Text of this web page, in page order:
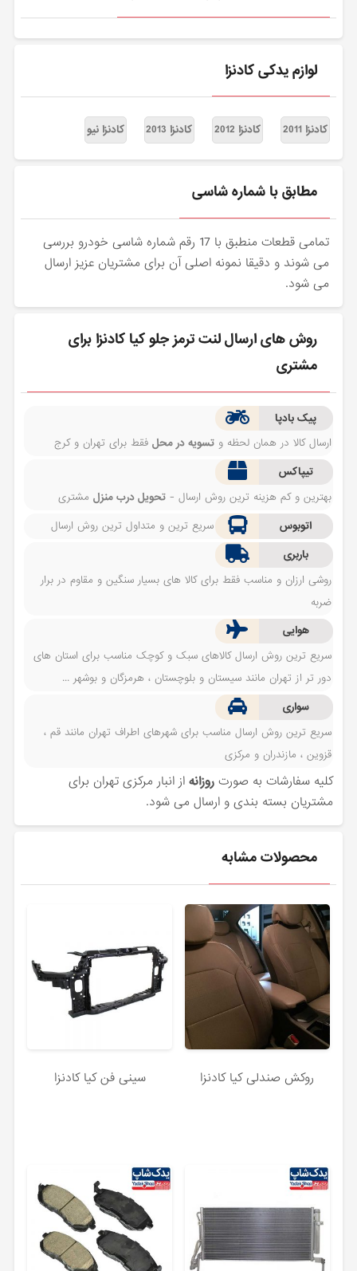
لوازم یدکی کادنزا
کادنزا 2011 کادنزا 2012 کادنزا 2013 کادنزا نیو
مطابق با شماره شاسی
تمامی قطعات منطبق با 17 رقم شماره شاسی خودرو بررسی
می شوند و دقیقا نمونه اصلی آن برای مشتریان عزیز ارسال
می شود.
روش های ارسال لنت ترمز جلو کیا کادنزا برای
مشتری
پیک بادپا
ارسال کالا در همان لحظه وتسویه در محل فقط برای تهران و کرج
تیپاکس
بهترین و کم هزینه ترین روش ارسال -تحویل درب منزل مشتری
اتوبوس
سریع ترین و متداول ترین روش ارسال
باربری
روشی ارزان و مناسب فقط برای کالا های بسیار سنگین و مقاوم در برار
ضربه
هوایی
سریع ترین روش ارسال کالاهای سبک و کوچک مناسب برای استان های
دور تر از تهران مانند سیستان و بلوچستان ، هرمزگان و بوشهر ...
سواری
سریع ترین روش ارسال مناسب برای شهرهای اطراف تهران مانند قم ،
قزوین ، مازندران و مرکزی
کلیه سفارشات به صورتروزانه از انبار مرکزی تهران برای
مشتریان بسته بندی و ارسال می شود.
محصولات مشابه
روکش صندلی کیا کادنزا سینی فن کیا کادنزا